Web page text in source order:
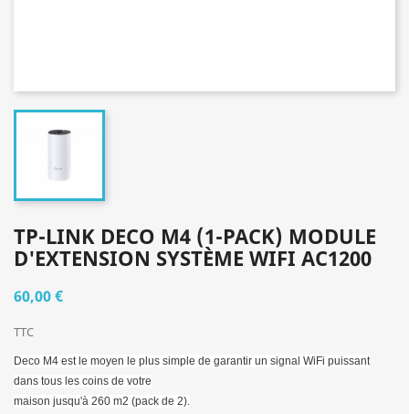
TP-LINK DECO M4 (1-PACK) MODULE
D'EXTENSION SYSTÈME WIFI AC1200
60,00 €
TTC
Deco M4 est le moyen le plus simple de garantir un signal WiFi puissant
dans tous les coins de votre
maison jusqu'à 260 m2 (pack de 2).